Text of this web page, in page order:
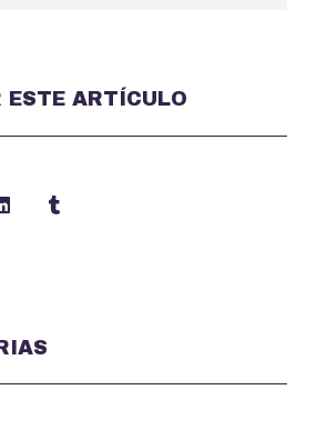
ESTE ARTÍCULO